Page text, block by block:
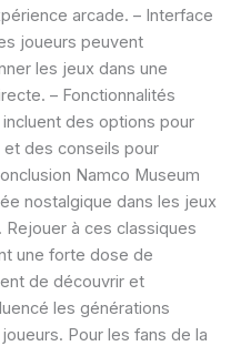
arcade. – Interface
joueurs peuvent
les jeux dans une
– Fonctionnalités
des options pour
des conseils pour
Namco Museum
nostalgique dans les jeux
Rejouer à ces classiques
une forte dose de
de découvrir et
les générations
Pour les fans de la